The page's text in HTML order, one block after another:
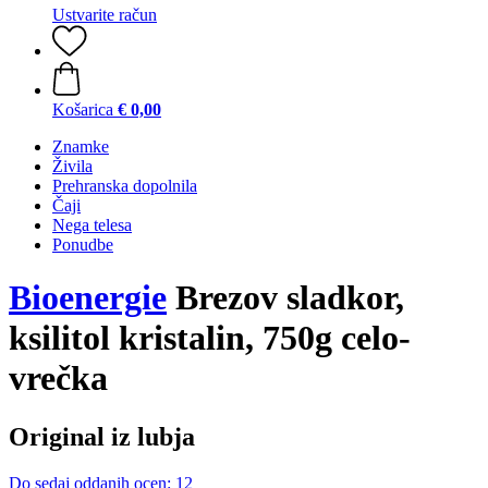
Ustvarite račun
Košarica € 0,00
Znamke
Živila
Prehranska dopolnila
Čaji
Nega telesa
Ponudbe
Bioenergie Brezov sladkor,
ksilitol kristalin, 750g celo-
vrečka
Original iz lubja
Do sedaj oddanih ocen: 12